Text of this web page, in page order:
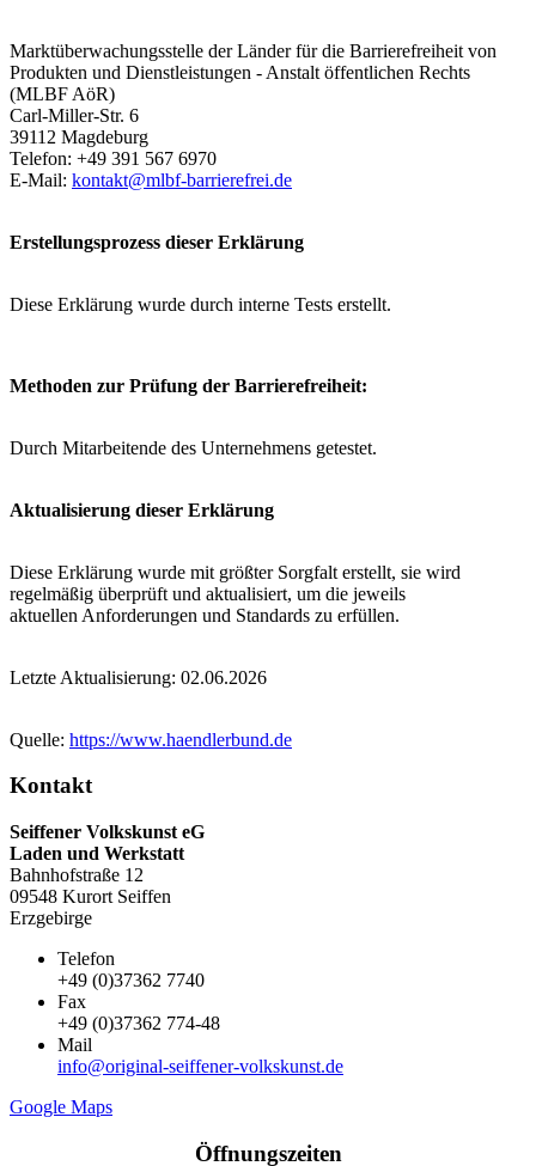
Marktüberwachungsstelle der Länder für die Barrierefreiheit von
Produkten und Dienstleistungen - Anstalt öffentlichen Rechts
(MLBF AöR)
Carl-Miller-Str. 6
39112 Magdeburg
Telefon: +49 391 567 6970
E-Mail: kontakt@mlbf-barrierefrei.de
Erstellungsprozess dieser Erklärung
Diese Erklärung wurde durch interne Tests erstellt.
Methoden zur Prüfung der Barrierefreiheit:
Durch Mitarbeitende des Unternehmens getestet.
Aktualisierung dieser Erklärung
Diese Erklärung wurde mit größter Sorgfalt erstellt, sie wird
regelmäßig überprüft und aktualisiert, um die jeweils
aktuellen Anforderungen und Standards zu erfüllen.
Letzte Aktualisierung: 02.06.2026
Quelle: https://www.haendlerbund.de
Kontakt
Seiffener Volkskunst eG
Laden und Werkstatt
Bahnhofstraße 12
09548 Kurort Seiffen
Erzgebirge
Telefon
+49 (0)37362 7740
Fax
+49 (0)37362 774-48
Mail
info@original-seiffener-volkskunst.de
Google Maps
Öffnungszeiten